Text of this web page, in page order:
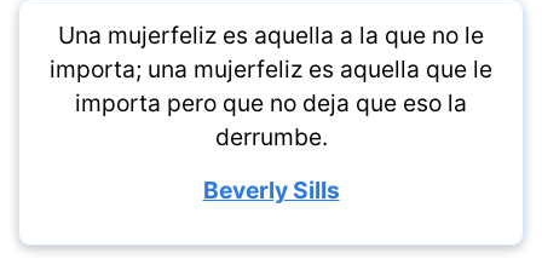
Una mujerfeliz es aquella a la que no le
importa; una mujerfeliz es aquella que le
importa pero que no deja que eso la
derrumbe.
Beverly Sills